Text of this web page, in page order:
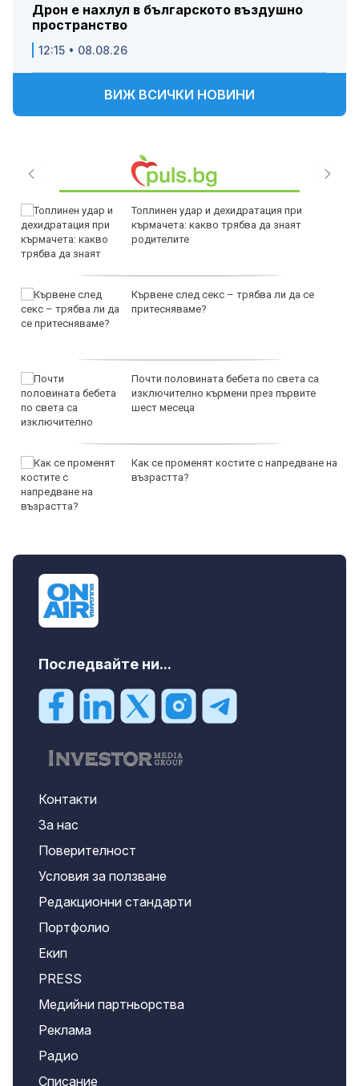
Дрон е нахлул в българското въздушно
пространство
12:15 • 08.08.26
ВИЖ ВСИЧКИ НОВИНИ
Топлинен удар и дехидратация при
кърмачета: какво трябва да знаят
родителите
Кървене след секс – трябва ли да се
притесняваме?
Почти половината бебета по света са
изключително кърмени през първите
шест месеца
Как се променят костите с напредване на
възрастта?
Последвайте ни...
Контакти
За нас
Поверителност
Условия за ползване
Редакционни стандарти
Портфолио
Екип
PRESS
Медийни партньорства
Реклама
Радио
Списание